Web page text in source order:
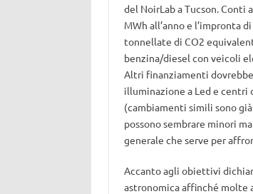
del NoirLab a Tucson.
MWh all’anno e l’impronta
tonnellate di CO2
benzina/diesel con veicoli
Altri finanziamenti
illuminazione a Led e centri
(cambiamenti simili sono
possono sembrare minori
generale che serve per
Accanto agli obiettivi
astronomica affinché molte